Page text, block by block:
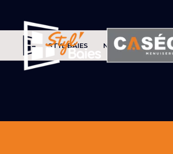
STYL'BAIES NOS PRODUITS